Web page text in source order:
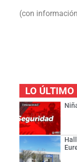
(con
LO ÚLTIMO